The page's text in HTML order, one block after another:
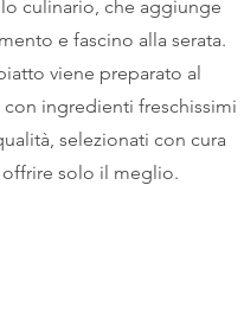
culinario, che aggiunge
e fascino alla serata.
viene preparato al
ingredienti freschissimi
selezionati con cura
solo il meglio.